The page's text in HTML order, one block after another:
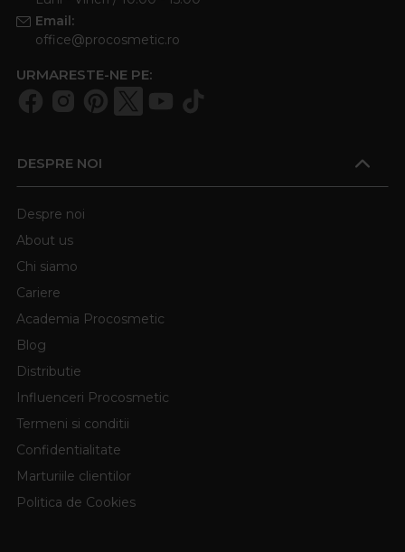
Email:
office@procosmetic.ro
URMARESTE-NE PE:
DESPRE NOI
Despre noi
About us
Chi siamo
Cariere
Academia Procosmetic
Blog
Distributie
Influenceri Procosmetic
Termeni si conditii
Confidentialitate
Marturiile clientilor
Politica de Cookies